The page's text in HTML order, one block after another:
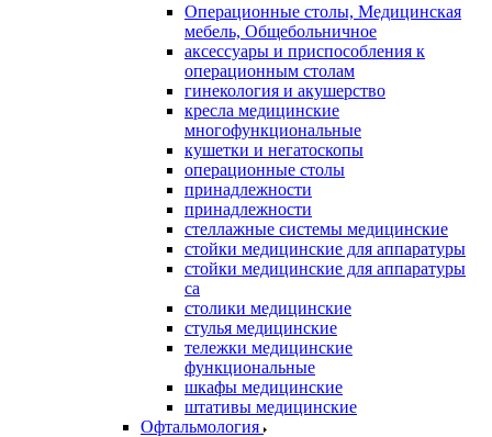
Операционные столы, Медицинская
мебель, Общебольничное
аксессуары и приспособления к
операционным столам
гинекология и акушерство
кресла медицинские
многофункциональные
кушетки и негатоскопы
операционные столы
принадлежности
принадлежности
стеллажные системы медицинские
стойки медицинские для аппаратуры
стойки медицинские для аппаратуры
са
столики медицинские
стулья медицинские
тележки медицинские
функциональные
шкафы медицинские
штативы медицинские
Офтальмология